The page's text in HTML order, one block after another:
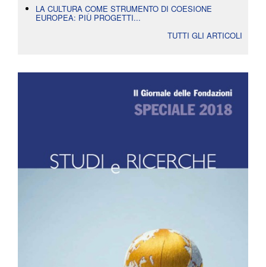
LA CULTURA COME STRUMENTO DI COESIONE
EUROPEA: PIÙ PROGETTI...
TUTTI GLI ARTICOLI